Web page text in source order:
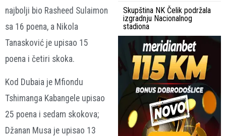
najbolji bio Rasheed Sulaimon
sa 16 poena, a Nikola
Tanasković je upisao 15
poena i četiri skoka.
Kod Dubaia je Mfiondu
Tshimanga Kabangele upisao
25 poena i sedam skokova;
Džanan Musa je upisao 13
Skupština NK Čelik podržala
izgradnju Nacionalnog
stadiona